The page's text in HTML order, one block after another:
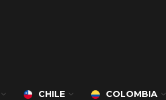
CHILE COLOMBIA